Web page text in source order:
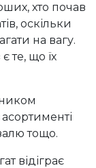
хто почав
оскільки
на вагу.
те, що їх
тощо.
відіграє